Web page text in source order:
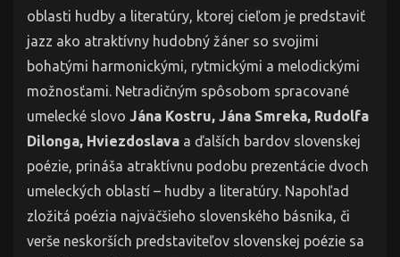
oblasti hudby a literatúry, ktorej cieľom je predstaviť
jazz ako atraktívny hudobný žáner so svojimi
bohatými harmonickými, rytmickými a melodickými
možnosťami. Netradičným spôsobom spracované
umelecké slovo Jána Kostru, Jána Smreka, Rudolfa
Dilonga, Hviezdoslava a ďalších bardov slovenskej
poézie, prináša atraktívnu podobu prezentácie dvoch
umeleckých oblastí – hudby a literatúry. Napohľad
zložitá poézia najväčšieho slovenského básnika, či
verše neskorších predstaviteľov slovenskej poézie sa